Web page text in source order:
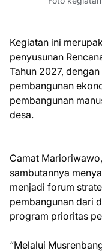
Kegiatan ini
penyusunan
Tahun 2027,
pembangunan
pembangunan
desa.
Camat
sambutannya
menjadi forum
pembangunan dari
program prioritas
“Melalui